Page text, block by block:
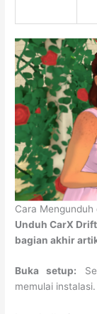
Cara Mengunduh
Unduh CarX
bagian akhir
Buka setup:
memulai instalasi.